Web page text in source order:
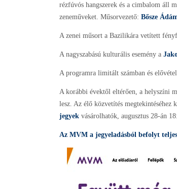
rézfúvós hangszerek és a cimbalom áll
zeneműveket. Műsorvezető: Bősze
A zenei műsort a Bazilikára vetített
A nagyszabású kulturális esemény a
A programra limitált számban és
A korábbi évektől eltérően, a helyszíni
lesz. Az élő közvetítés megtekintéséhez
jegyek vásárolhatók, augusztus 28-án
Az MVM a jegyeladásból befolyt